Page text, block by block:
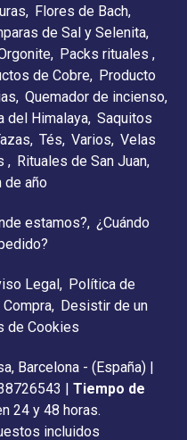
Flores de Bach
de Sal y Selenita
Packs rituales
de Cobre Producto
Quemador de incienso
del Himalaya Saquitos
Tés Varios Velas
Rituales de San Juan
de año
estamos?
¿Cuándo
Legal
Política de
Desistir de un
de Cookies
Barcelona - (España) |
| Tiempo de
24 y 48 horas.
incluidos